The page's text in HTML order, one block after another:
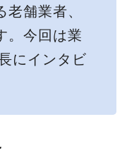
舗業者、
。今回は業
にインタビ